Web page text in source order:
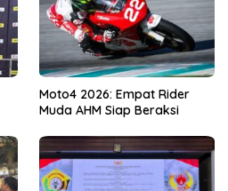
Moto4 2026: Empat Rider
Muda AHM Siap Beraksi